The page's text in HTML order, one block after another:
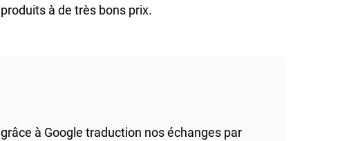
à de très bons prix.
à Google traduction nos échanges par